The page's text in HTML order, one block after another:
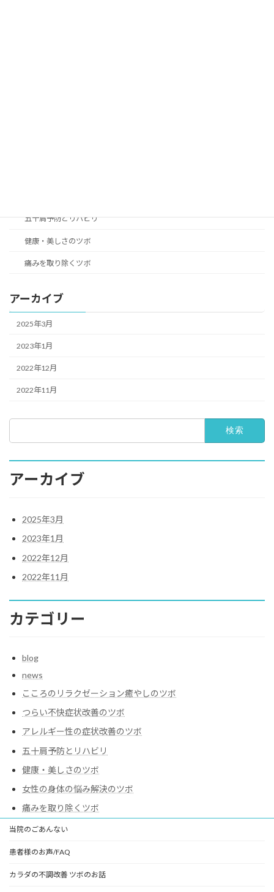
五十肩予防とリハビリ
健康・美しさのツボ
痛みを取り除くツボ
アーカイブ
2025年3月
2023年1月
2022年12月
2022年11月
アーカイブ
2025年3月
2023年1月
2022年12月
2022年11月
カテゴリー
blog
news
こころのリラクゼーション癒やしのツボ
つらい不快症状改善のツボ
アレルギー性の症状改善のツボ
五十肩予防とリハビリ
健康・美しさのツボ
女性の身体の悩み解決のツボ
痛みを取り除くツボ
当院のごあんない
患者様のお声/FAQ
カラダの不調改善 ツボのお話